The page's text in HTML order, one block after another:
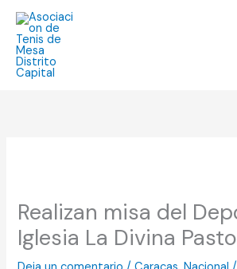
contenido
Realizan misa del
Iglesia La Divina
FacebookInstagram